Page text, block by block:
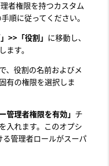
者権限を持つカスタム
順に従ってください。
>>「役割」 に移動し、
ます。
、役割の名前およびメ
有の権限を選択しま
管理者権限を有効」 チ
入れます。このオプシ
る管理者ロールがスーパ